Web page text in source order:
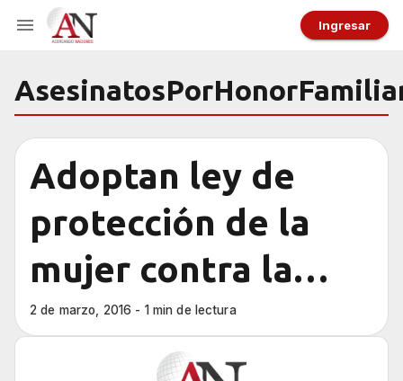
Ingresar
Adoptan ley de
protección de la
mujer contra la
violencia en
Paquistán
2 de marzo, 2016 - 1 min de lectura